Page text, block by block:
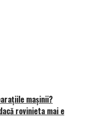
mașinii?
rovinieta mai e